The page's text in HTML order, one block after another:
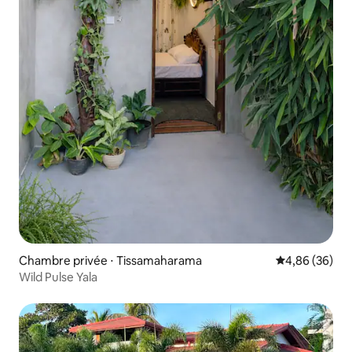
Chambre privée ⋅ Tissamaharama Évaluation
4,86 (36)
Wild Pulse Yala